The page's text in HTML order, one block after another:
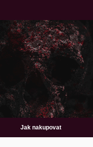
Jak nakupovat